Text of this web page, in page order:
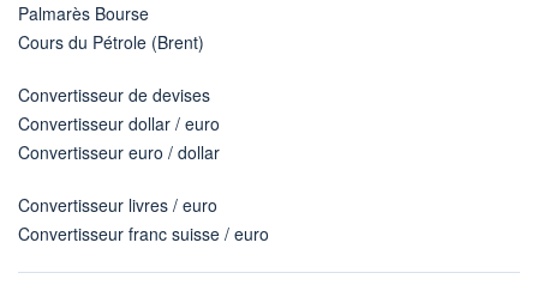
Palmarès Bourse
Cours du Pétrole (Brent)
Convertisseur de devises
Convertisseur dollar / euro
Convertisseur euro / dollar
Convertisseur livres / euro
Convertisseur franc suisse / euro